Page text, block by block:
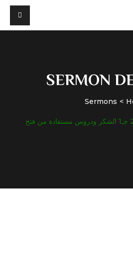
SERMON
Sermons
همسات رمضانية الحلقة 20 جـ1 الشكر ودروس مستفادة من فتح